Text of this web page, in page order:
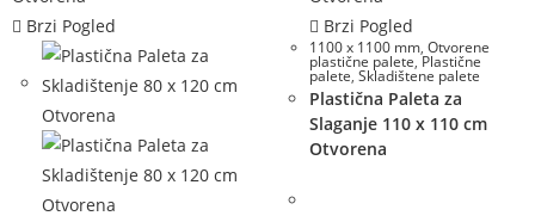
Brzi Pogled Brzi Pogled
1100 x 1100 mm, Otvorene
plastične palete,Plastične
palete, Skladištene palete
Plastična Paleta za
Slaganje 110 x 110 cm
Otvorena